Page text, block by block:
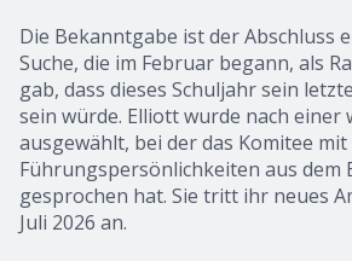
Die Bekanntgabe ist der Abschluss
Suche, die im Februar begann, als
gab, dass dieses Schuljahr sein
sein würde. Elliott wurde nach einer
ausgewählt, bei der das Komitee mit
Führungspersönlichkeiten aus dem
gesprochen hat. Sie tritt ihr neues
Juli 2026 an.